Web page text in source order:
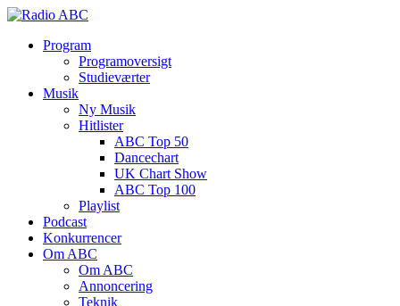
Program
Programoversigt
Studieværter
Musik
Ny Musik
Hitlister
ABC Top 50
Dancechart
UK Chart Show
ABC Top 100
Playlist
Podcast
Konkurrencer
Om ABC
Om ABC
Annoncering
Teknik